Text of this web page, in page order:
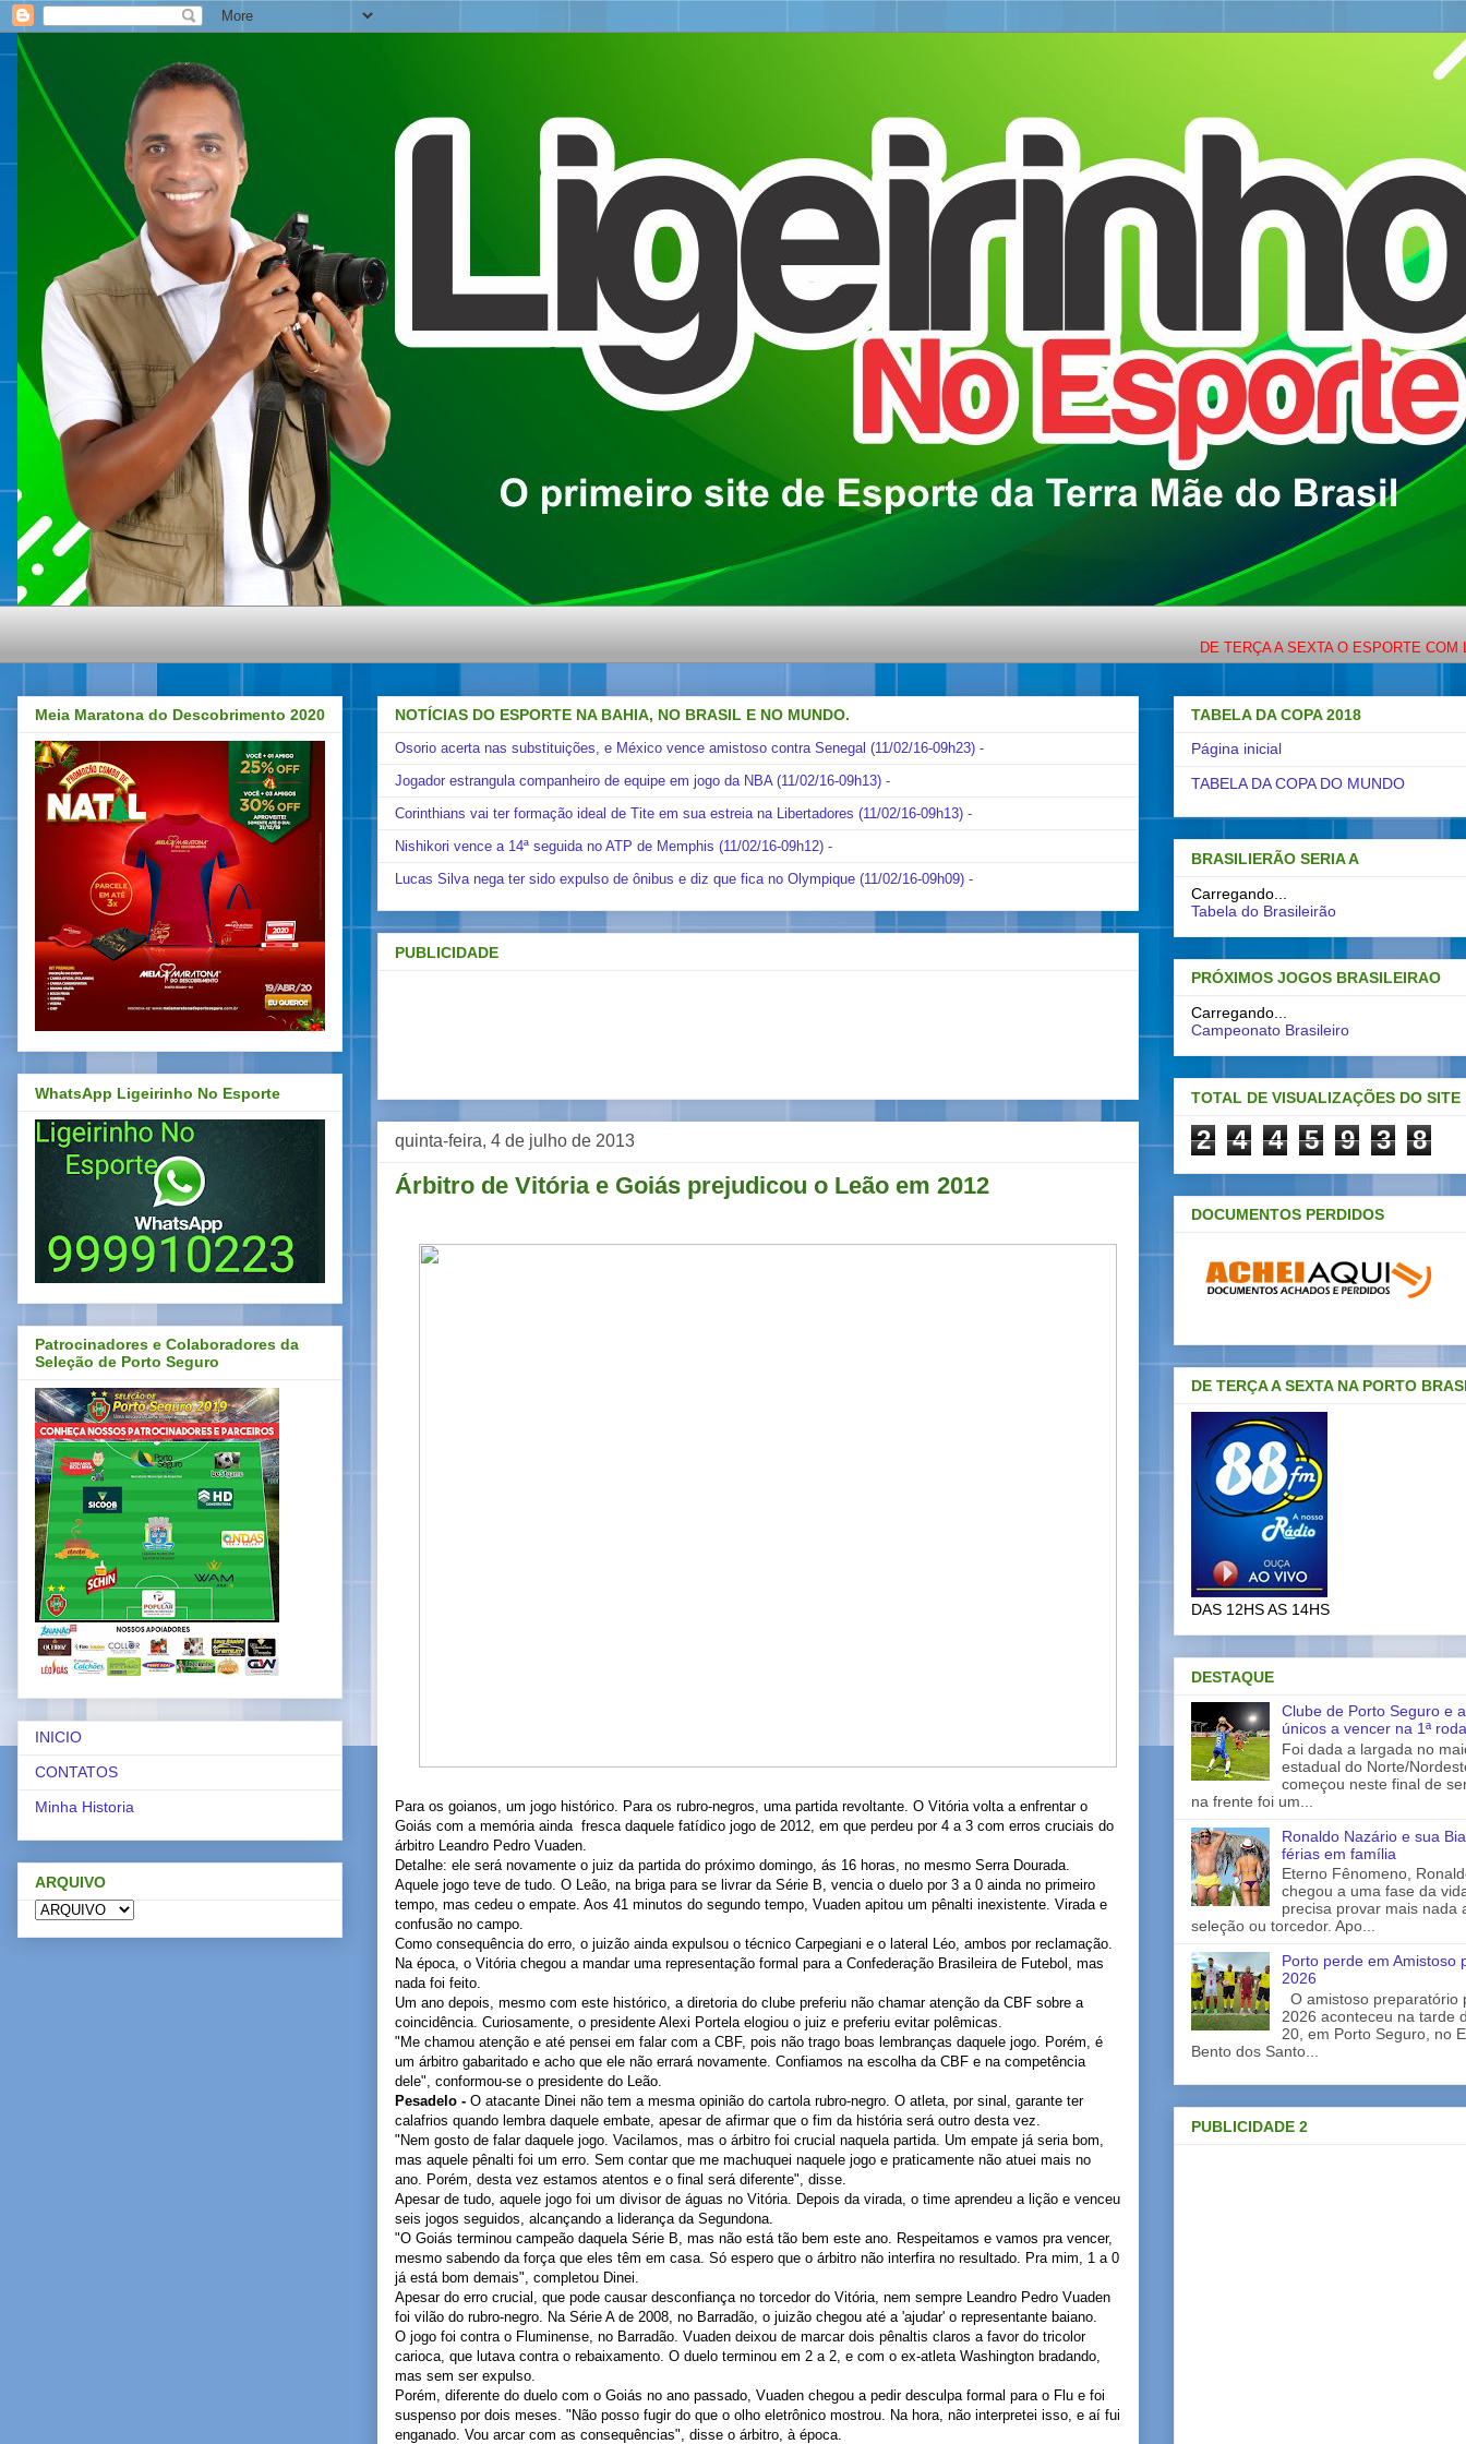
DE TERÇA A SEXTA O ESPORTE COM
NOTÍCIAS DO ESPORTE NA BAHIA, NO BRASIL E NO MUNDO.
Osorio acerta nas substituições, e México vence amistoso contra Senegal (11/02/16-09h23) -
Jogador estrangula companheiro de equipe em jogo da NBA (11/02/16-09h13) -
Corinthians vai ter formação ideal de Tite em sua estreia na Libertadores (11/02/16-09h13) -
Nishikori vence a 14ª seguida no ATP de Memphis (11/02/16-09h12) -
Lucas Silva nega ter sido expulso de ônibus e diz que fica no Olympique (11/02/16-09h09) -
PUBLICIDADE
quinta-feira, 4 de julho de 2013
Árbitro de Vitória e Goiás prejudicou o Leão em 2012
Para os goianos, um jogo histórico. Para os rubro-negros, uma partida revoltante. O Vitória volta a enfrentar o
Goiás com a memória ainda fresca daquele fatídico jogo de 2012, em que perdeu por 4 a 3 com erros cruciais do
árbitro Leandro Pedro Vuaden.
Detalhe: ele será novamente o juiz da partida do próximo domingo, ás 16 horas, no mesmo Serra Dourada.
Aquele jogo teve de tudo. O Leão, na briga para se livrar da Série B, vencia o duelo por 3 a 0 ainda no primeiro
tempo, mas cedeu o empate. Aos 41 minutos do segundo tempo, Vuaden apitou um pênalti inexistente. Virada e
confusão no campo.
Como consequência do erro, o juizão ainda expulsou o técnico Carpegiani e o lateral Léo, ambos por reclamação.
Na época, o Vitória chegou a mandar uma representação formal para a Confederação Brasileira de Futebol, mas
nada foi feito.
Um ano depois, mesmo com este histórico, a diretoria do clube preferiu não chamar atenção da CBF sobre a
coincidência. Curiosamente, o presidente Alexi Portela elogiou o juiz e preferiu evitar polêmicas.
"Me chamou atenção e até pensei em falar com a CBF, pois não trago boas lembranças daquele jogo. Porém, é
um árbitro gabaritado e acho que ele não errará novamente. Confiamos na escolha da CBF e na competência
dele", conformou-se o presidente do Leão.
Pesadelo - O atacante Dinei não tem a mesma opinião do cartola rubro-negro. O atleta, por sinal, garante ter
calafrios quando lembra daquele embate, apesar de afirmar que o fim da história será outro desta vez.
"Nem gosto de falar daquele jogo. Vacilamos, mas o árbitro foi crucial naquela partida. Um empate já seria bom,
mas aquele pênalti foi um erro. Sem contar que me machuquei naquele jogo e praticamente não atuei mais no
ano. Porém, desta vez estamos atentos e o final será diferente", disse.
Apesar de tudo, aquele jogo foi um divisor de águas no Vitória. Depois da virada, o time aprendeu a lição e venceu
seis jogos seguidos, alcançando a liderança da Segundona.
"O Goiás terminou campeão daquela Série B, mas não está tão bem este ano. Respeitamos e vamos pra vencer,
mesmo sabendo da força que eles têm em casa. Só espero que o árbitro não interfira no resultado. Pra mim, 1 a 0
já está bom demais", completou Dinei.
Apesar do erro crucial, que pode causar desconfiança no torcedor do Vitória, nem sempre Leandro Pedro Vuaden
foi vilão do rubro-negro. Na Série A de 2008, no Barradão, o juizão chegou até a 'ajudar' o representante baiano.
O jogo foi contra o Fluminense, no Barradão. Vuaden deixou de marcar dois pênaltis claros a favor do tricolor
carioca, que lutava contra o rebaixamento. O duelo terminou em 2 a 2, e com o ex-atleta Washington bradando,
mas sem ser expulso.
Porém, diferente do duelo com o Goiás no ano passado, Vuaden chegou a pedir desculpa formal para o Flu e foi
suspenso por dois meses. "Não posso fugir do que o olho eletrônico mostrou. Na hora, não interpretei isso, e aí fui
enganado. Vou arcar com as consequências", disse o árbitro, à época.
Meia Maratona do Descobrimento 2020
WhatsApp Ligeirinho No Esporte
Patrocinadores e Colaboradores da
Seleção de Porto Seguro
INICIO
CONTATOS
Minha Historia
ARQUIVO
TABELA DA COPA 2018
Página inicial
TABELA DA COPA DO MUNDO
BRASILIERÃO SERIA A
Carregando...
Tabela do Brasileirão
PRÓXIMOS JOGOS BRASILEIRAO
Carregando...
Campeonato Brasileiro
TOTAL DE VISUALIZAÇÕES DO SITE
2 4 4 5 9 3 8
DOCUMENTOS PERDIDOS
DE TERÇA A SEXTA NA PORTO
DAS 12HS AS 14HS
DESTAQUE
Clube de Porto Seguro e
únicos a vencer na 1ª
Foi dada a largada no
estadual do Norte/
começou neste final de
na frente foi um...
Ronaldo Nazário e sua
férias em família
Eterno Fênomeno,
chegou a uma fase da
precisa provar mais nada
seleção ou torcedor. Apo...
Porto perde em Amistoso
2026
O amistoso preparatório
2026 aconteceu na tarde
20, em Porto Seguro, no
Bento dos Santo...
PUBLICIDADE 2